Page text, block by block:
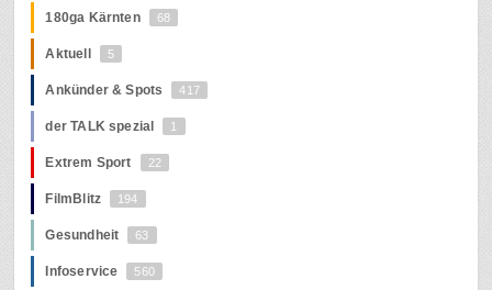
180ga Kärnten 68
Aktuell 5
Ankünder & Spots 417
der TALK spezial 1
Extrem Sport 22
FilmBlitz 194
Gesundheit 63
Infoservice 560